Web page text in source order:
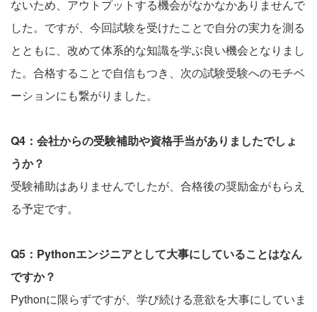
ないため、アウトプットする機会がなかなかありませんで
した。ですが、今回試験を受けたことで自分の実力を測る
とともに、改めて体系的な知識を学ぶ良い機会となりまし
た。合格することで自信もつき、次の試験受験へのモチベ
ーションにも繋がりました。
Q4：会社からの受験補助や資格手当がありましたでしょ
うか？
受験補助はありませんでしたが、合格後の奨励金がもらえ
る予定です。
Q5：Pythonエンジニアとして大事にしていることはなん
ですか？
Pythonに限らずですが、学び続ける意欲を大事にしていま